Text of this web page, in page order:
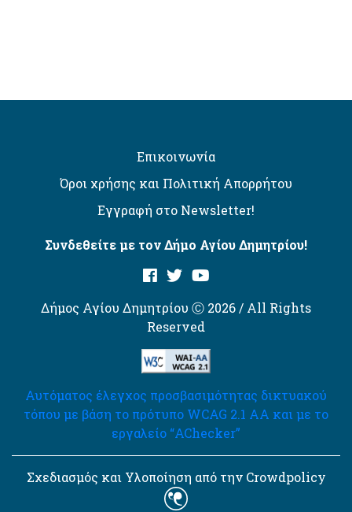
Επικοινωνία
Όροι χρήσης και Πολιτική Απορρήτου
Εγγραφή στο Newsletter!
Συνδεθείτε με τον Δήμο Αγίου Δημητρίου!
Δήμος Αγίου Δημητρίου Ⓒ 2026 / All Rights
Reserved
Αυτόματος έλεγχος προσβασιμότητας δικτυακού
τόπου με βάση το πρότυπο WCAG 2.1 AA και με το
εργαλείο “AChecker”
Σχεδιασμός και Υλοποίηση από την Crowdpolicy